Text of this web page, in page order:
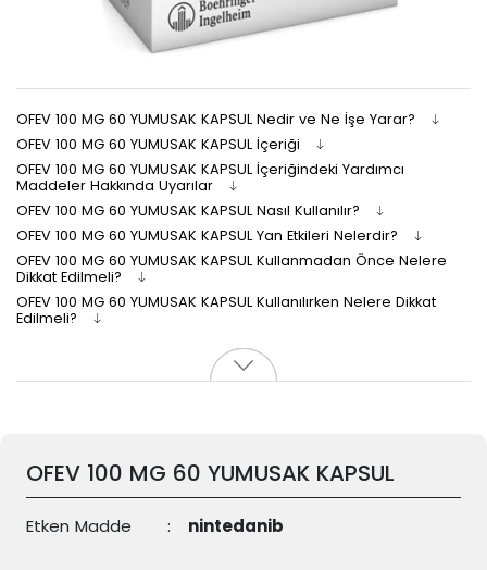
OFEV 100 MG 60 YUMUSAK KAPSUL Nedir ve Ne İşe Yarar?
OFEV 100 MG 60 YUMUSAK KAPSUL İçeriği
OFEV 100 MG 60 YUMUSAK KAPSUL İçeriğindeki Yardımcı
Maddeler Hakkında Uyarılar
OFEV 100 MG 60 YUMUSAK KAPSUL Nasıl Kullanılır?
OFEV 100 MG 60 YUMUSAK KAPSUL Yan Etkileri Nelerdir?
OFEV 100 MG 60 YUMUSAK KAPSUL Kullanmadan Önce Nelere
Dikkat Edilmeli?
OFEV 100 MG 60 YUMUSAK KAPSUL Kullanılırken Nelere Dikkat
Edilmeli?
OFEV 100 MG 60 YUMUSAK KAPSUL
Etken Madde : nintedanib